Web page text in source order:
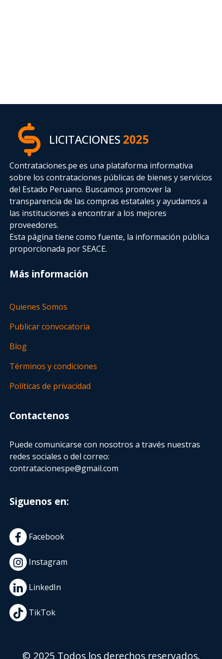
LICITACIONES2025
Contrataciones.pe es una plataforma informativa
sobre los contrataciones públicas de bienes y servicios
del Estado Peruano. Buscamos promover la
transparencia de las compras estatalesy ayudamos a
las instituciones a encontrar a los mejores
proveedores.
Esta página tiene como fuente, la información pública
proporcionada por SEACE.
Más información
Quienes Somos
Publicar convocatoria
Blog
Términos y condiciones
Políticas de privacidad
Contactenos
Puede comunicarse con nosotros a través nuestras
redes sociales o del correo:
contratacionespe@gmail.com
Siguenos en:
Facebook
Instagram
LinkedIn
TikTok
© 2025 Todos los derechos reservados.